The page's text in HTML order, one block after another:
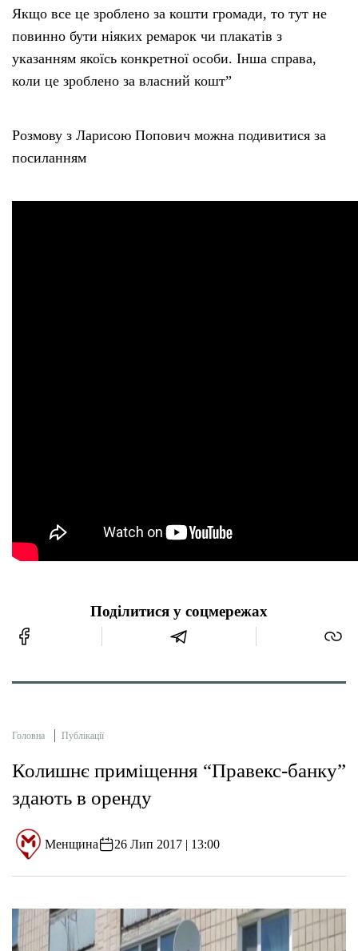
Якщо все це зроблено за кошти громади, то тут не
повинно бути ніяких ремарок чи плакатів з
указанням якоїсь конкретної особи. Інша справа,
коли це зроблено за власний кошт”
Розмову з Ларисою Попович можна подивитися за
посиланням
Поділитися у соцмережах
Головна Публікації
Колишнє приміщення “Правекс-банку”
здають в оренду
Менщина 26 Лип 2017 | 13:00